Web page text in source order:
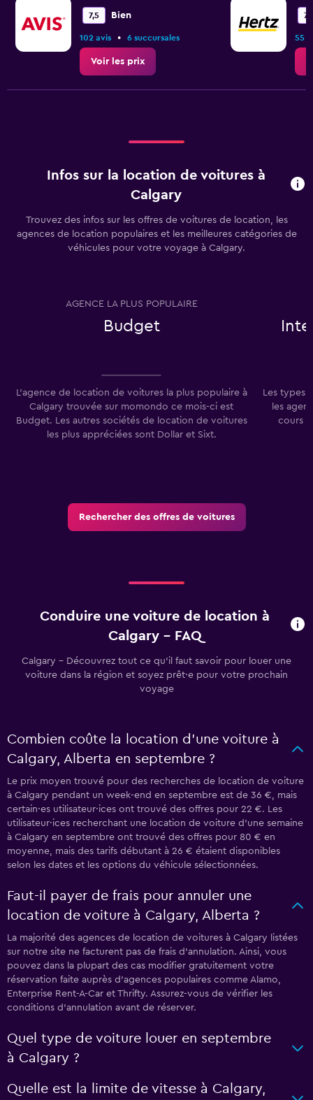
7,5 Bien
102 avis • 6 succursales
Voir les prix
55
Infos sur la location de voitures à
Calgary
Trouvez des infos sur les offres de voitures de location, les
agences de location populaires et les meilleures catégories de
véhicules pour votre voyage à Calgary.
AGENCE LA PLUS POPULAIRE
Budget
L'agence de location de voitures la plus populaire à
Calgary trouvée sur momondo ce mois-ci est
Budget. Les autres sociétés de location de voitures
les plus appréciées sont Dollar et Sixt.
Les types
les
cours
Rechercher des offres de voitures
Conduire une voiture de location à
Calgary - FAQ
Calgary - Découvrez tout ce qu’il faut savoir pour louer une
voiture dans la région et soyez prêt·e pour votre prochain
voyage
Combien coûte la location d’une voiture à
Calgary, Alberta en septembre ?
Le prix moyen trouvé pour des recherches de location de voiture
à Calgary pendant un week-end en septembre est de 36 €, mais
certain·es utilisateur·ices ont trouvé des offres pour 22 €. Les
utilisateur·ices recherchant une location de voiture d’une semaine
à Calgary en septembre ont trouvé des offres pour 80 € en
moyenne, mais des tarifs débutant à 26 € étaient disponibles
selon les dates et les options du véhicule sélectionnées.
Faut-il payer de frais pour annuler une
location de voiture à Calgary, Alberta ?
La majorité des agences de location de voitures à Calgary listées
sur notre site ne facturent pas de frais d'annulation. Ainsi, vous
pouvez dans la plupart des cas modifier gratuitement votre
réservation faite auprès d’agences populaires comme Alamo,
Enterprise Rent-A-Car et Thrifty. Assurez-vous de vérifier les
conditions d’annulation avant de réserver.
Quel type de voiture louer en septembre
à Calgary ?
Quelle est la limite de vitesse à Calgary,